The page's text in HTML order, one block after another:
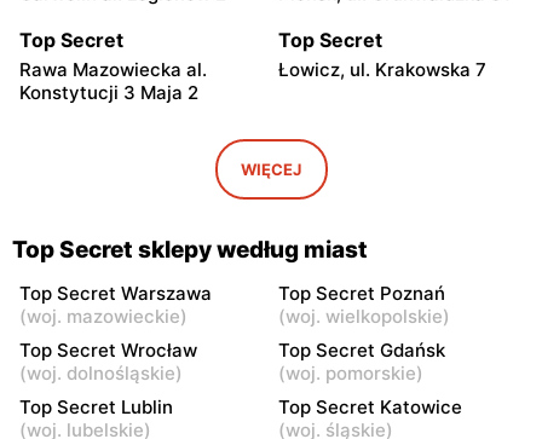
Top Secret
Rawa Mazowiecka al.
Konstytucji 3 Maja 2
Top Secret
Łowicz, ul. Krakowska 7
Ciechanów, ul. Niechodzka
Top Secret
Siedlce, ul. Józefa
Piłsudskiego 74
Top Secret
Sokołów Podlaski, ul. Długa
22
Top Secret
Przasnysz, ul. Orlika 18
Top Secret
Radom, ul. Bolesława
Chrobrego 1
Top Secret
Głowno, ul. Władysława
Sikorskiego 59
WIĘCEJ
Top Secret sklepy według miast
Top Secret Warszawa
(woj. mazowieckie)
Top Secret Poznań
(woj. wielkopolskie)
Top Secret Wrocław
(woj. dolnośląskie)
Top Secret Gdańsk
(woj. pomorskie)
Top Secret Lublin
(woj. lubelskie)
Top Secret Katowice
(woj. śląskie)